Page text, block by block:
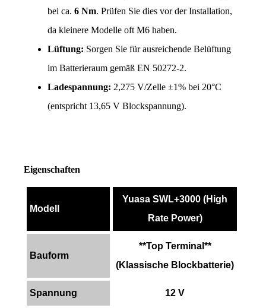
bei ca. 6 Nm. Prüfen Sie dies vor der Installation,
da kleinere Modelle oft M6 haben.
Lüftung: Sorgen Sie für ausreichende Belüftung
im Batterieraum gemäß EN 50272-2.
Ladespannung: 2,275 V/Zelle ±1% bei 20°C
(entspricht 13,65 V Blockspannung).
Eigenschaften
Modell
Yuasa SWL+3000 (High
Rate Power)
Bauform
**Top Terminal**
(Klassische Blockbatterie)
Spannung 12 V